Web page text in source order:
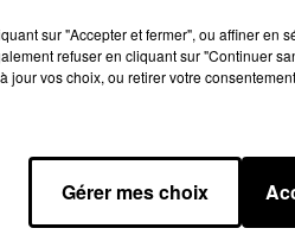
sur "Accepter et fermer", ou affiner en
refuser en cliquant sur "Continuer
jour vos choix, ou retirer votre
Gérer mes choix